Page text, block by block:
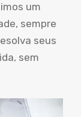
um
sempre
seus
sem